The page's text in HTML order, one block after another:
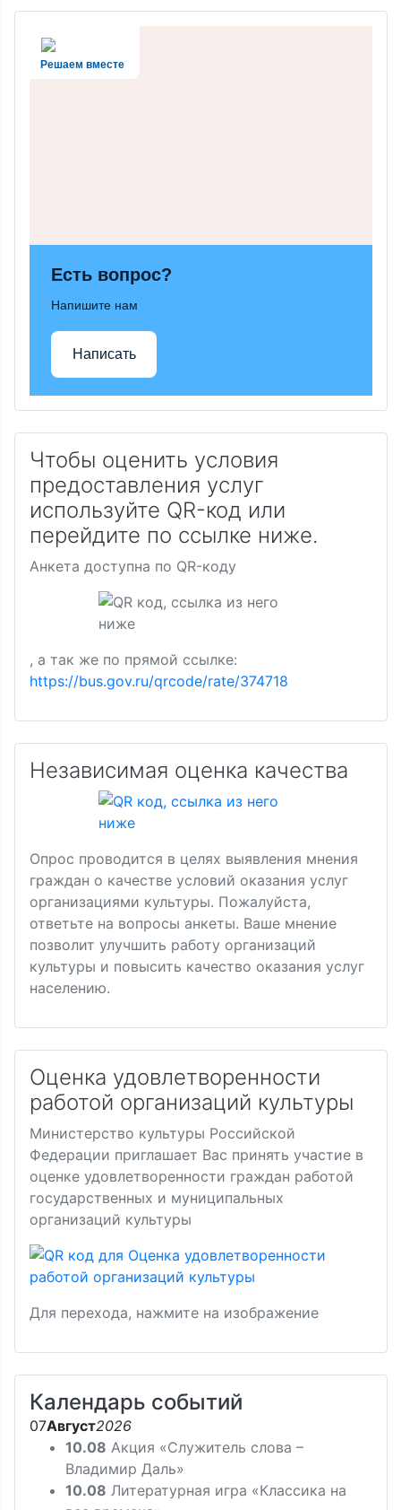
Решаем вместе
Есть вопрос?
Напишите нам
Написать
Чтобы оценить условия
предоставления услуг
используйте QR-код или
перейдите по ссылке ниже.
Анкета доступна по QR-коду
, а так же по прямой ссылке:
https://bus.gov.ru/qrcode/rate/374718
Независимая оценка качества
Опрос проводится в целях выявления мнения
граждан о качестве условий оказания услуг
организациями культуры. Пожалуйста,
ответьте на вопросы анкеты. Ваше мнение
позволит улучшить работу организаций
культуры и повысить качество оказания услуг
населению.
Оценка удовлетворенности
работой организаций культуры
Министерство культуры Российской
Федерации приглашает Вас принять участие в
оценке удовлетворенности граждан работой
государственных и муниципальных
организаций культуры
Для перехода, нажмите на изображение
Календарь событий
07Август2026
10.08 Акция «Служитель слова –
Владимир Даль»
10.08 Литературная игра «Классика на